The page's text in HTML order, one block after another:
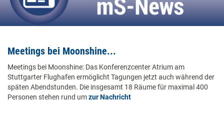
Meetings bei Moonshine...
Meetings bei Moonshine: Das Konferenzcenter Atrium am
Stuttgarter Flughafen ermöglicht Tagungen jetzt auch während der
späten Abendstunden. Die insgesamt 18 Räume für maximal 400
Personen stehen rund umzur Nachricht